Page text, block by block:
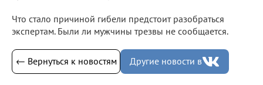
Что стало причиной гибели предстоит разобраться
экспертам. Были ли мужчины трезвы не сообщается.
← Вернуться к новостям Другие новости в